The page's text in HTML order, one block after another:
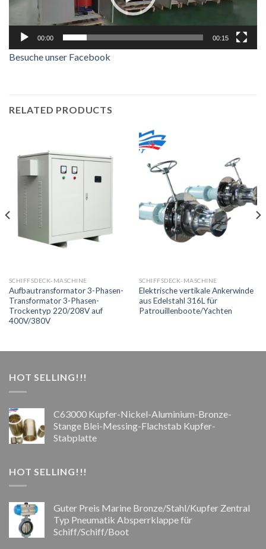
00:00 00:15
Besuche unser Facebook
RELATED PRODUCTS
SCHIFFSDECK-MASCHINE
Aufbautransformator 3-Phasen-
Transformator 3-Phasen-
Trockentyp 220/208V auf
400V/380V
SCHIFFSDECK-MASCHINE
Elektrische vertikale Ankerwinde
aus Edelstahl 316L für
Patrouillenboote/Yachten
HOT SELLING!!!
C63000 Kupfer-Nickel-Aluminium-Bronze-
Stange Blei-Messing-Flachstab Kupfer-
Stabplatte
HOT SELLING!!!
Guter Preis Marine Bronze/Stahl/Kupfer Zentral
Typ Pneumatik Absperrklappe für
Schiff/Schiff/Boot